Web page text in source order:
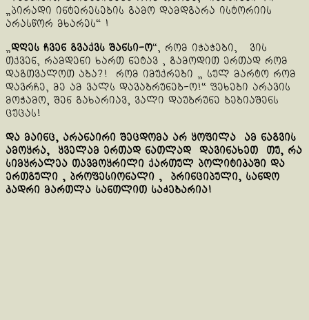
„პირადი ინტერესების გამო დამდგარა ისტორიის
არასწორ მხარეს“ !
„დღეს ჩვენ გვაქვს შანსი-ო“, რომ იჭაჭები, ვის
თქვენ, რამდენი ხართ ნეტავ , გამოდით ერთად რომ
დაგთვალოთ აბა?! რომ იმუქრები „ სულ მარტო რომ
დავრჩე, მე ამ ვალს დავაბრუნებ-ო!“ ფეხები არავის
მოჭამო, შენ გახარიავ, ვალი დაუბრუნე ბებიაშენს
ცუცას!
და მაინც, არანაირი შეცდომა არ ყოფილა ამ ნაგვის
ამოყრა, ყველამ ერთად ნათლად დავინახეთ თუ, რა
სიმყრალეა თავმოყრილი ქართულ პოლიტიკაში და
ერთგული , პროფესიონალი , პრინციპული, სანდო
კადრი მართლა სანთლით საძებარია!